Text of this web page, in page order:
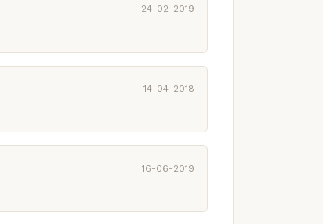
24-02-2019
14-04-2018
16-06-2019